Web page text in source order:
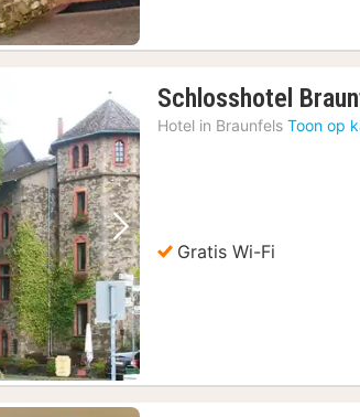
Volgende foto
Schlosshotel
Hotel in Braunfels Toon op
Gratis Wi-Fi